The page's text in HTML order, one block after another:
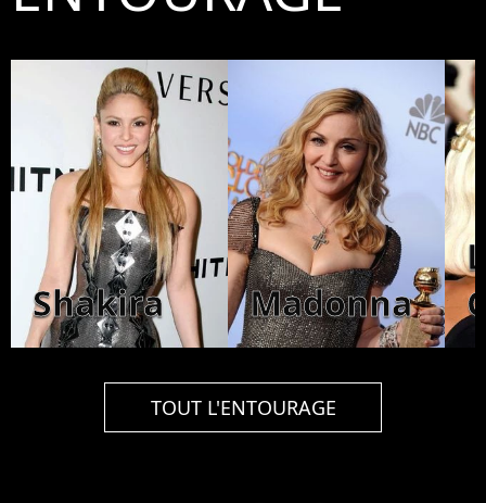
Shakira Madonna
TOUT L'ENTOURAGE